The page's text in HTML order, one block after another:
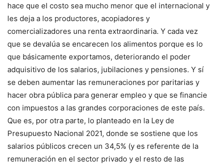
hace que el costo sea mucho menor que el internacional y
les deja a los productores, acopiadores y
comercializadores una renta extraordinaria. Y cada vez
que se devalúa se encarecen los alimentos porque es lo
que básicamente exportamos, deteriorando el poder
adquisitivo de los salarios, jubilaciones y pensiones. Y sí
se deben aumentar las remuneraciones por paritarias y
hacer obra pública para generar empleo y que se financie
con impuestos a las grandes corporaciones de este país.
Que es, por otra parte, lo planteado en la Ley de
Presupuesto Nacional 2021, donde se sostiene que los
salarios públicos crecen un 34,5% (y es referente de la
remuneración en el sector privado y el resto de las